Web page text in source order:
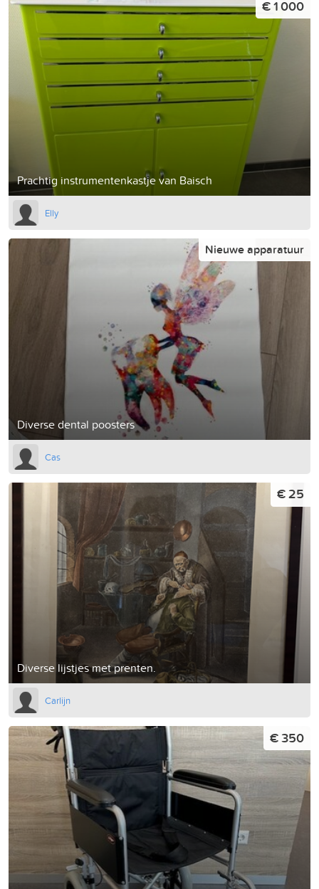
Prachtig instrumentenkastje van Baisch
€ 1 000
Elly
Diverse dental poosters
Nieuwe apparatuur
Cas
Diverse lijstjes met prenten.
€ 25
Carlijn
€ 350